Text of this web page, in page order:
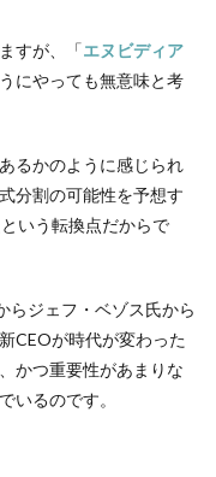
すが、「エヌビディア
にやっても無意味と考
るかのように感じられ
分割の可能性を予想す
いう転換点だからで
らジェフ・ベゾス氏から
CEOが時代が変わった
かつ重要性があまりな
いるのです。